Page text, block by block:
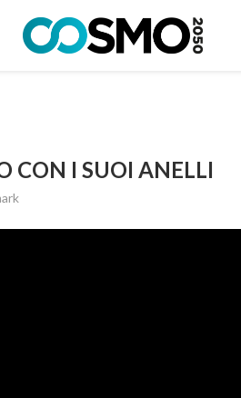
CON I SUOI ANELLI